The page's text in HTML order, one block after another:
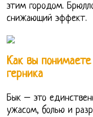
этим городом.
снижающий эффект.
Как вы
герника
Бык – это
ужасом, болью и